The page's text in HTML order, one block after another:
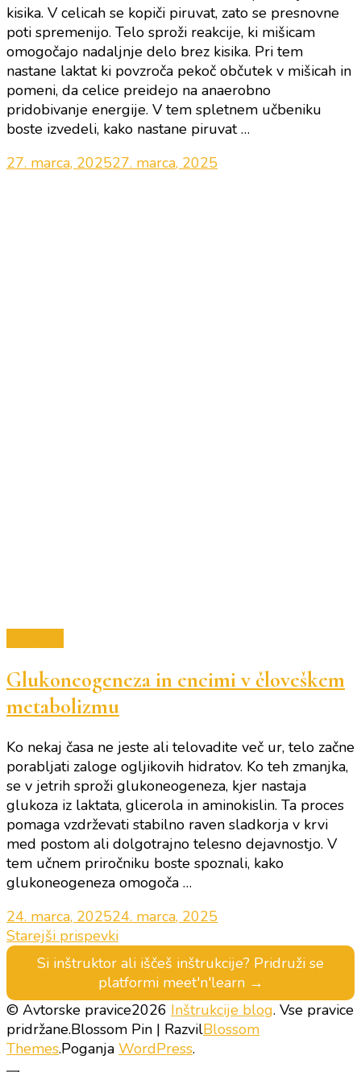
kisika. V celicah se kopiči piruvat, zato se presnovne
poti spremenijo. Telo sproži reakcije, ki mišicam
omogočajo nadaljnje delo brez kisika. Pri tem
nastane laktat ki povzroča pekoč občutek v mišicah in
pomeni, da celice preidejo na anaerobno
pridobivanje energije. V tem spletnem učbeniku
boste izvedeli, kako nastane piruvat …
27. marca, 202527. marca, 2025
Glukoneogeneza in encimi v človeškem
metabolizmu
Ko nekaj časa ne jeste ali telovadite več ur, telo začne
porabljati zaloge ogljikovih hidratov. Ko teh zmanjka,
se v jetrih sproži glukoneogeneza, kjer nastaja
glukoza iz laktata, glicerola in aminokislin. Ta proces
pomaga vzdrževati stabilno raven sladkorja v krvi
med postom ali dolgotrajno telesno dejavnostjo. V
tem učnem priročniku boste spoznali, kako
glukoneogeneza omogoča …
24. marca, 202524. marca, 2025
Navigacija
prispevkov
Starejši prispevki
Si inštruktor ali iščeš inštrukcije? Pridruži se
platformi meet'n'learn →
© Avtorske pravice2026 Inštrukcije blog. Vse pravice
pridržane.Blossom Pin | RazvilBlossom
Themes.Poganja WordPress.